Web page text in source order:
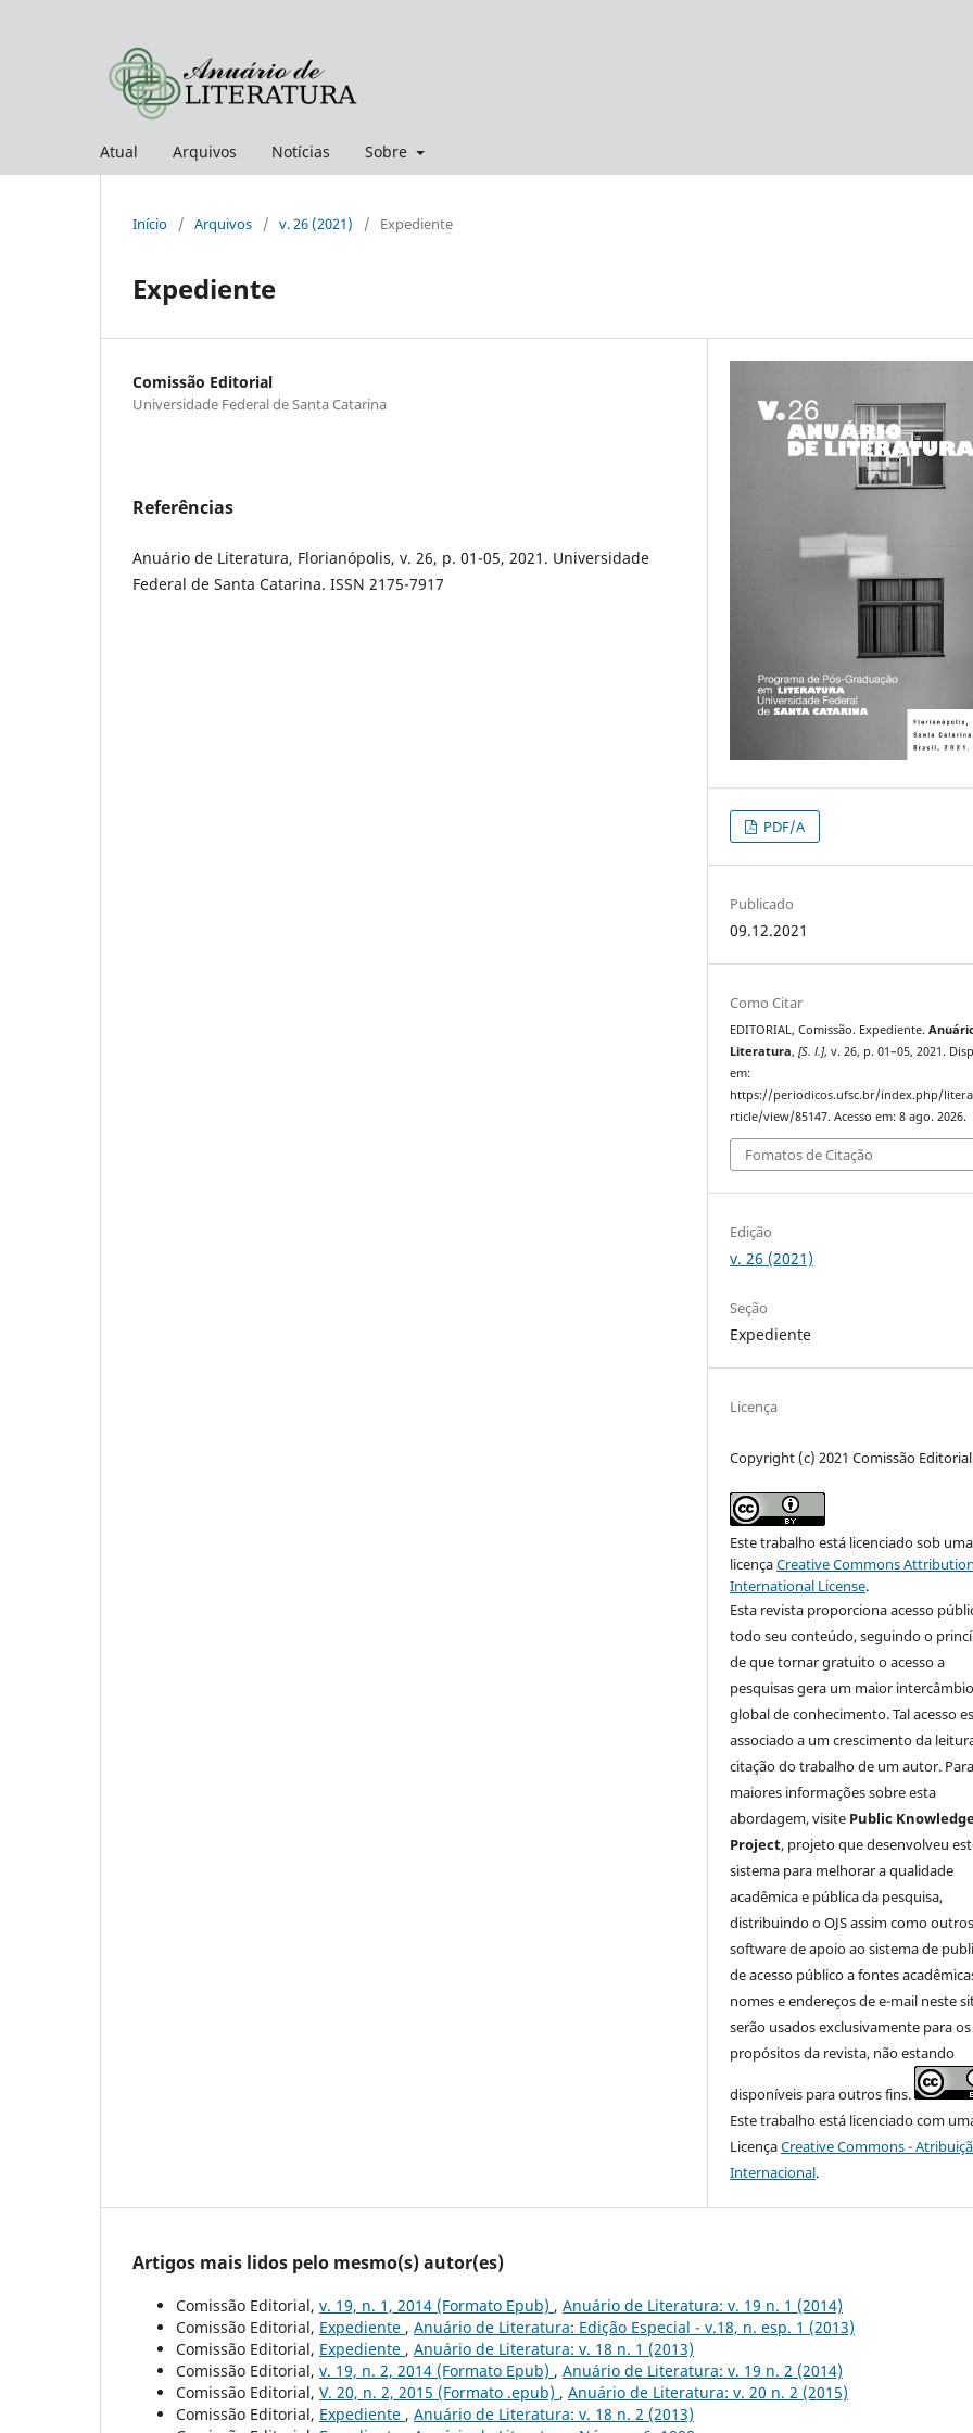
Atual Arquivos Notícias Sobre
Início / Arquivos / v. 26 (2021) / Expediente
Expediente
Comissão Editorial
Universidade Federal de Santa Catarina
Referências
Anuário de Literatura, Florianópolis, v. 26, p. 01-05, 2021. Universidade
Federal de Santa Catarina. ISSN 2175-7917
PDF/A
Publicado
09.12.2021
Como Citar
EDITORIAL, Comissão. Expediente.
Literatura,[S. l.], v. 26, p. 01–05, 2021.
em:
https://periodicos.ufsc.br/index.php/
rticle/view/85147. Acesso em: 8 ago. 2026.
Fomatos de Citação
Edição
v. 26 (2021)
Seção
Expediente
Licença
Copyright (c) 2021 Comissão Editorial
Este trabalho está licenciado sob uma
licençaCreative Commons
International License.
Esta revista proporciona acesso
todo seu conteúdo, seguindo o
de que tornar gratuito o acesso a
pesquisas gera um maior intercâmbio
global de conhecimento. Tal acesso
associado a um crescimento da
citação do trabalho de um autor. Para
maiores informações sobre esta
abordagem, visite Public
Project, projeto que desenvolveu
sistema para melhorar a qualidade
acadêmica e pública da pesquisa,
distribuindo o OJS assim como outros
software de apoio ao sistema de
de acesso público a fontes
nomes e endereços de e-mail neste
serão usados exclusivamente para os
propósitos da revista, não estando
disponíveis para outros fins.
Este trabalho está licenciado com
LicençaCreative Commons -
Internacional.
Artigos mais lidos pelo mesmo(s) autor(es)
Comissão Editorial, v. 19, n. 1, 2014 (Formato Epub) , Anuário de Literatura: v. 19 n. 1 (2014)
Comissão Editorial, Expediente , Anuário de Literatura: Edição Especial - v.18, n. esp. 1 (2013)
Comissão Editorial, Expediente , Anuário de Literatura: v. 18 n. 1 (2013)
Comissão Editorial, v. 19, n. 2, 2014 (Formato Epub) , Anuário de Literatura: v. 19 n. 2 (2014)
Comissão Editorial, V. 20, n. 2, 2015 (Formato .epub) , Anuário de Literatura: v. 20 n. 2 (2015)
Comissão Editorial, Expediente , Anuário de Literatura: v. 18 n. 2 (2013)